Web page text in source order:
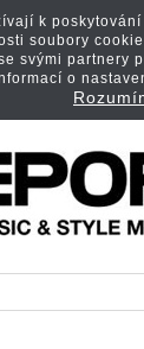
k
soubory
svými partnery
o